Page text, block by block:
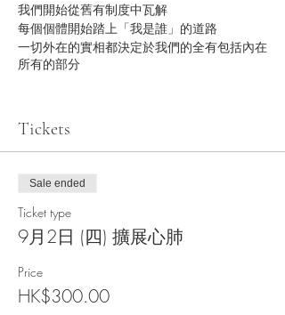
我們開始從舊有制度中瓦解
每個個體開始踏上「我是誰」的道路
一切外在的實相都決定於我們的全有包括內在
所有的部分
由這兒為出發點
根據自己的心從心而活
走上屬於自己的道路
When you be you, you are beautiful.
當你成為你自己，你總是美麗的。
靈魂投身成為地球人
選擇了這個身體
必然有祂神聖的安排和經歷
當我們帶著覺知回到身體合而為一
Tickets
Sale ended
Ticket type
9月2日 (四) 擴展心肺
Price
HK$300.00